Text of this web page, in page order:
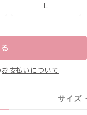
お支払いについて
サイズ